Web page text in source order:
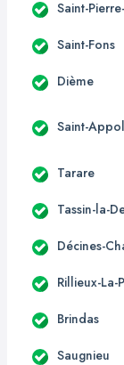
Saint-
Saint-Fons
Dième
Saint-
Tarare
Tassin-la-
Décines-
Rillieux-La-
Brindas
Saugnieu